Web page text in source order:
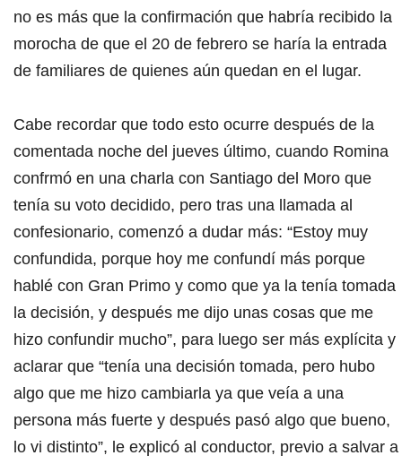
no es más que la confirmación que habría recibido la
morocha de que el 20 de febrero se haría la entrada
de familiares de quienes aún quedan en el lugar.
Cabe recordar que todo esto ocurre después de la
comentada noche del jueves último, cuando Romina
confrmó en una charla con Santiago del Moro que
tenía su voto decidido, pero tras una llamada al
confesionario, comenzó a dudar más: “Estoy muy
confundida, porque hoy me confundí más porque
hablé con Gran Primo y como que ya la tenía tomada
la decisión, y después me dijo unas cosas que me
hizo confundir mucho”, para luego ser más explícita y
aclarar que “tenía una decisión tomada, pero hubo
algo que me hizo cambiarla ya que veía a una
persona más fuerte y después pasó algo que bueno,
lo vi distinto”, le explicó al conductor, previo a salvar a